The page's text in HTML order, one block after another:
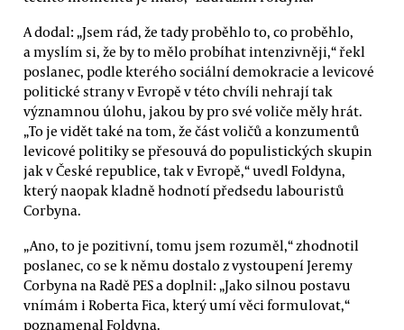
A dodal: „Jsem rád, že tady proběhlo to, co proběhlo,
a myslím si, že by to mělo probíhat intenzivněji,“ řekl
poslanec, podle kterého sociální demokracie a levicové
politické strany v Evropě v této chvíli nehrají tak
významnou úlohu, jakou by pro své voliče měly hrát.
„To je vidět také na tom, že část voličů a konzumentů
levicové politiky se přesouvá do populistických skupin
jak v České republice, tak v Evropě,“ uvedl Foldyna,
který naopak kladně hodnotí předsedu labouristů
Corbyna.
„Ano, to je pozitivní, tomu jsem rozuměl,“ zhodnotil
poslanec, co se k němu dostalo z vystoupení Jeremy
Corbyna na Radě PES a doplnil: „Jako silnou postavu
vnímám i Roberta Fica, který umí věci formulovat,“
poznamenal Foldyna.